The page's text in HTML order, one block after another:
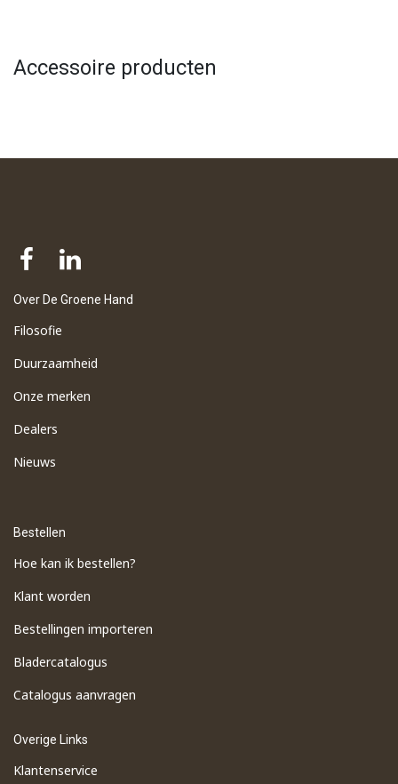
Accessoire producten
Over De Groene Hand
Filosofie
Duurzaamheid
Onze merken
Dealers
Nieuws
Bestellen
Hoe kan ik bestellen?
Klant worden
Bestellingen importeren
​Bladercatalogus
​Catalogus aanvragen
Overige Links
Klantenservice